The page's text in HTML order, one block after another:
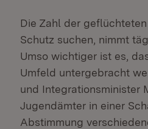
Die Zahl der
Schutz suchen, nimmt
Umso wichtiger ist es,
Umfeld untergebracht
und Integrationsminister
Jugendämter in einer
Abstimmung